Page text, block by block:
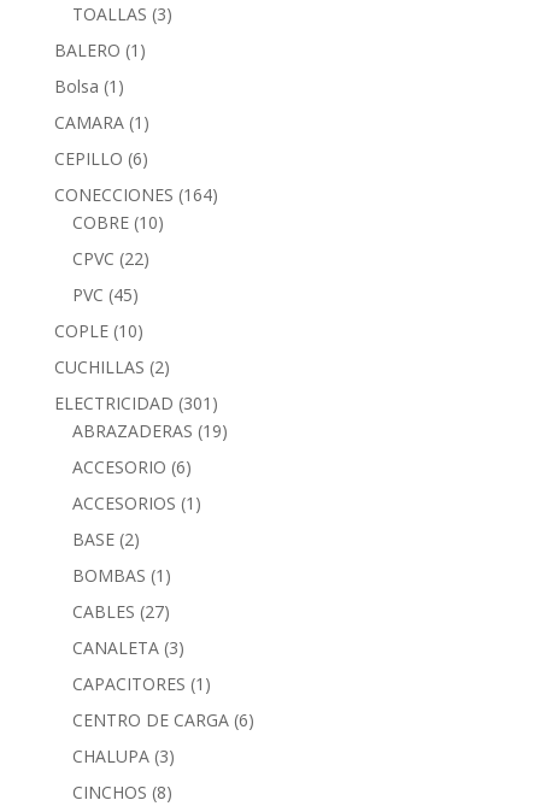
TOALLAS (3)
BALERO (1)
Bolsa (1)
CAMARA (1)
CEPILLO (6)
CONECCIONES (164)
COBRE (10)
CPVC (22)
PVC (45)
COPLE (10)
CUCHILLAS (2)
ELECTRICIDAD (301)
ABRAZADERAS (19)
ACCESORIO (6)
ACCESORIOS (1)
BASE (2)
BOMBAS (1)
CABLES (27)
CANALETA (3)
CAPACITORES (1)
CENTRO DE CARGA (6)
CHALUPA (3)
CINCHOS (8)